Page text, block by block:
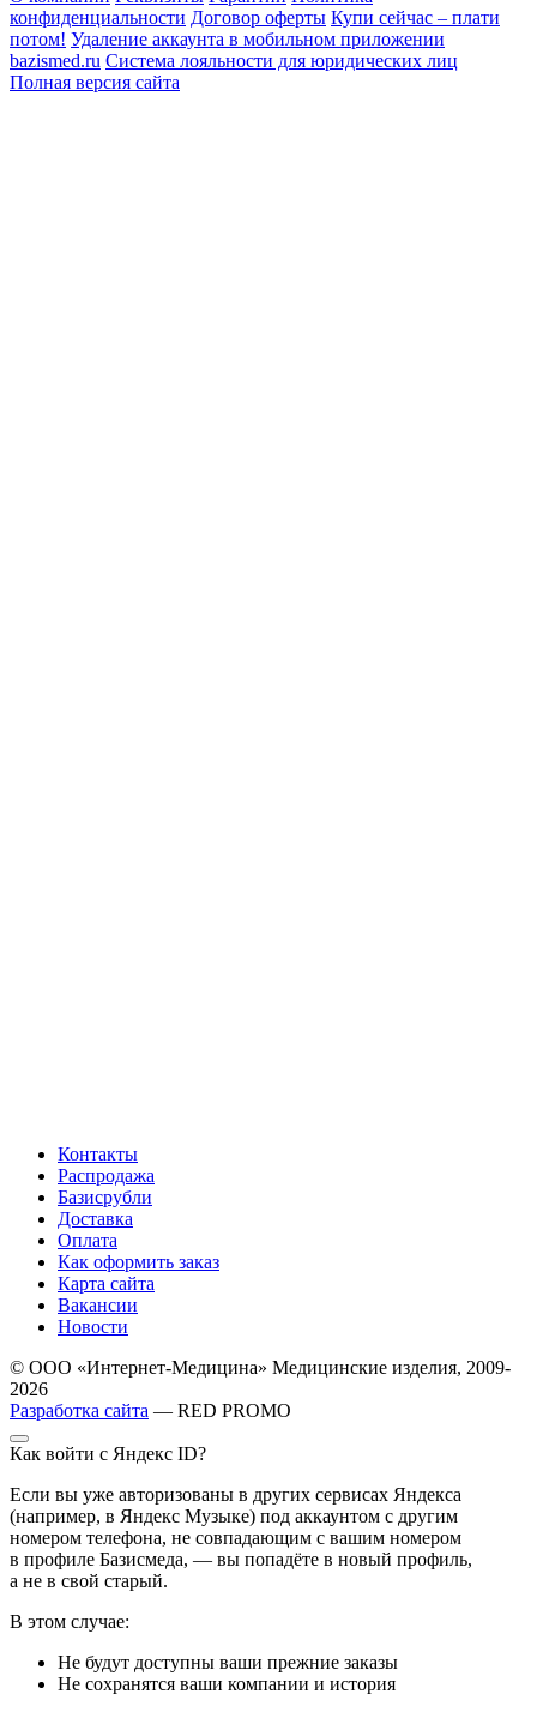
конфиденциальности Договор оферты Купи сейчас – плати
потом! Удаление аккаунта в мобильном приложении
bazismed.ru Система лояльности для юридических лиц
Полная версия сайта
Контакты
Распродажа
Базисрубли
Доставка
Оплата
Как оформить заказ
Карта сайта
Вакансии
Новости
© ООО «Интернет-Медицина» Медицинские изделия, 2009-
2026
Разработка сайта — RED PROMO
Как войти с Яндекс ID?
Если вы уже авторизованы в других сервисах Яндекса
(например, в Яндекс Музыке) под аккаунтом с другим
номером телефона, не совпадающим с вашим номером
в профиле Базисмеда, — вы попадёте в новый профиль,
а не в свой старый.
В этом случае:
Не будут доступны ваши прежние заказы
Не сохранятся ваши компании и история